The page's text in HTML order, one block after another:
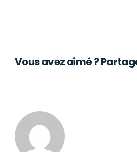
Vous avez aimé ?